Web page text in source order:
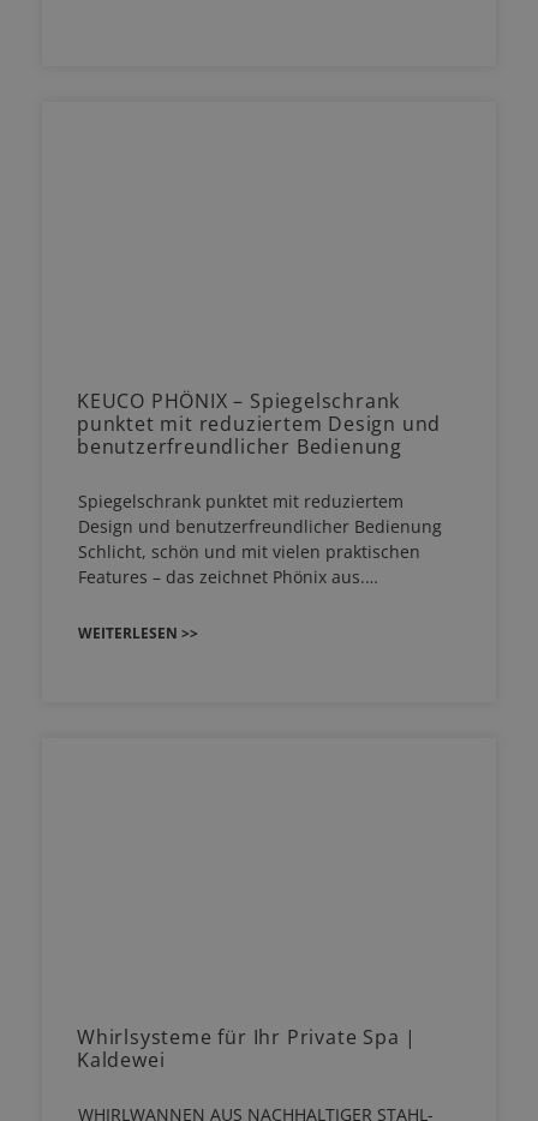
KEUCO PHÖNIX – Spiegelschrank
punktet mit reduziertem Design und
benutzerfreundlicher Bedienung
Spiegelschrank punktet mit reduziertem
Design und benutzerfreundlicher Bedienung
Schlicht, schön und mit vielen praktischen
Features – das zeichnet Phönix aus.…
WEITERLESEN >>
Whirlsysteme für Ihr Private Spa |
Kaldewei
WHIRLWANNEN AUS NACHHALTIGER STAHL-